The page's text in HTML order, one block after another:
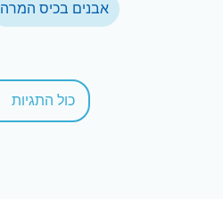
אבנים בכיס המרה
כול התגיות